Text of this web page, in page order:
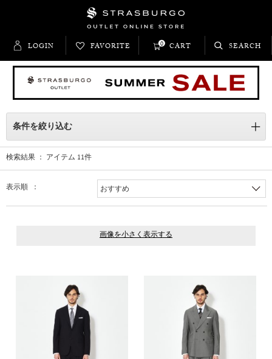
LOGIN FAVORITE CART
0 SEARCH
条件を絞り込む
検索結果 ： アイテム 11件
表示順 ：